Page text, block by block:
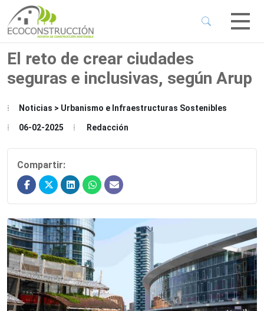
Menu
Menu
El reto de crear ciudades
seguras e inclusivas, según Arup
Noticias > Urbanismo e Infraestructuras Sostenibles
06-02-2025 Redacción
Compartir: